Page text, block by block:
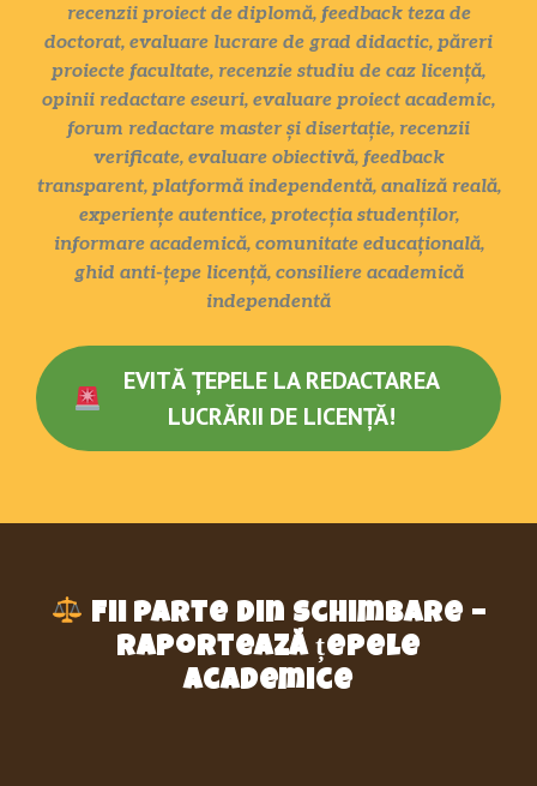
recenzii proiect de diplomă, feedback teza de
doctorat, evaluare lucrare de grad didactic, păreri
proiecte facultate, recenzie studiu de caz licență,
opinii redactare eseuri, evaluare proiect academic,
forum redactare master și disertație, recenzii
verificate, evaluare obiectivă, feedback
transparent, platformă independentă, analiză reală,
experiențe autentice, protecția studenților,
informare academică, comunitate educațională,
ghid anti-țepe licență, consiliere academică
independentă
EVITĂ ȚEPELE LA REDACTAREA
LUCRĂRII DE LICENȚĂ!
Fii parte din schimbare –
raportează țepele
academice